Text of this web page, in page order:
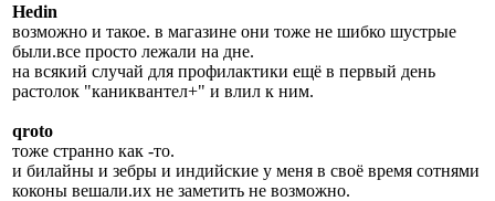
Hedin
возможно и такое. в магазине они тоже не шибко шустрые
были.все просто лежали на дне.
на всякий случай для профилактики ещё в первый день
растолок "каниквантел+" и влил к ним.
qroto
тоже странно как -то.
и билайны и зебры и индийские у меня в своё время сотнями
коконы вешали.их не заметить не возможно.